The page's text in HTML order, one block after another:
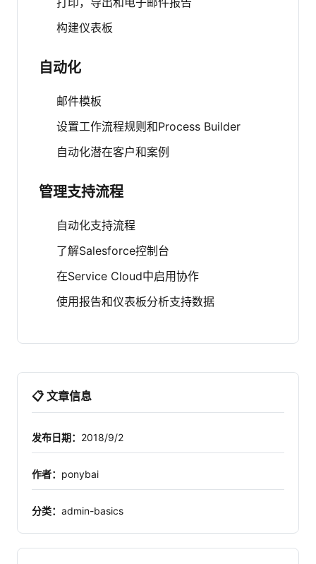
构建仪表板
自动化
邮件模板
设置工作流程规则和Process Builder
自动化潜在客户和案例
管理支持流程
自动化支持流程
了解Salesforce控制台
在Service Cloud中启用协作
使用报告和仪表板分析支持数据
📋 文章信息
发布日期： 2018/9/2
作者： ponybai
分类： admin-basics